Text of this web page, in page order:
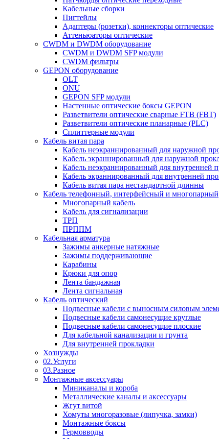
Кабельные сборки
Пигтейлы
Адаптеры (розетки), коннекторы оптические
Аттеньюаторы оптические
CWDM и DWDM оборудование
CWDM и DWDM SFP модули
CWDM фильтры
GEPON оборудование
OLT
ONU
GEPON SFP модули
Настенные оптические боксы GEPON
Разветвители оптические сварные FTB (FBT)
Разветвители оптические планарные (PLC)
Сплиттерные модули
Кабель витая пара
Кабель неэкраннированный для наружной
Кабель экраннированный для наружной
Кабель неэкраннированный для внутренней
Кабель экраннированный для внутренней
Кабель витая пара нестандартной длинны
Кабель телефонный, интерфейсный и многопарный
Многопарный кабель
Кабель для сигнализации
ТРП
ПРППМ
Кабельная арматура
Зажимы анкерные натяжные
Зажимы поддерживающие
Карабины
Крюки для опор
Лента бандажная
Лента сигнальная
Кабель оптический
Подвесные кабели с выносным силовым
Подвесные кабели самонесущие круглые
Подвесные кабели самонесущие плоские
Для кабельной канализации и грунта
Для внутренней прокладки
Хознужды
02.Услуги
03.Разное
Монтажные аксессуары
Миниканалы и короба
Металлические каналы и аксессуары
Жгут витой
Хомуты многоразовые (липучка, замки)
Монтажные боксы
Гермовводы